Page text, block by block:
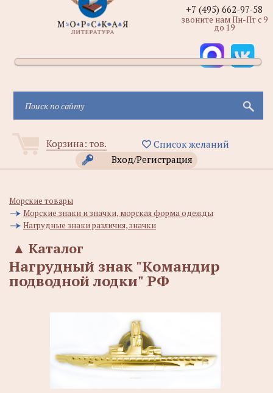
Корзина: тов.
Список желаний
Вход/Регистрация
+7 (495) 662-97-58
звоните нам Пн-Пт с 9
до 19
Морские товары
Морские знаки и значки, морская форма одежды
Нагрудные знаки различия, значки
Каталог
▲
Нагрудный знак "Командир
подводной лодки" РФ